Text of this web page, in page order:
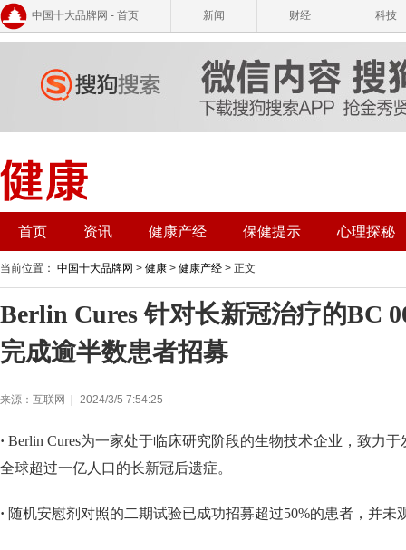
中国十大品牌网 - 首页 新闻 财经 科技
首页 资讯 健康产经 保健提示 心理探秘
当前位置： 中国十大品牌网 > 健康 > 健康产经 > 正文
Berlin Cures 针对长新冠治疗的BC
完成逾半数患者招募
来源：互联网 2024/3/5 7:54:25
·Berlin Cures为一家处于临床研究阶段的生物技术企业，致力
全球超过一亿人口的长新冠后遗症。
· 随机安慰剂对照的二期试验已成功招募超过50%的患者，并未